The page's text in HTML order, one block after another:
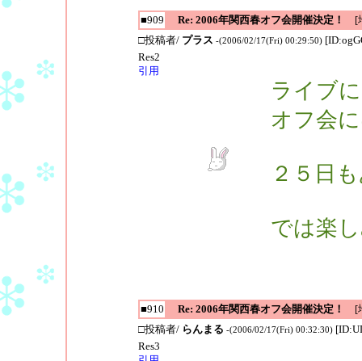
■909 Re: 2006年関西春オフ会開催決定！
[
□投稿者/ プラス -(2006/02/17(Fri) 00:29:50)
Res2
引用
ライブ
オフ会
２５日
では楽
■910 Re: 2006年関西春オフ会開催決定！
[
□投稿者/ らんまる -(2006/02/17(Fri) 00:32:30)
Res3